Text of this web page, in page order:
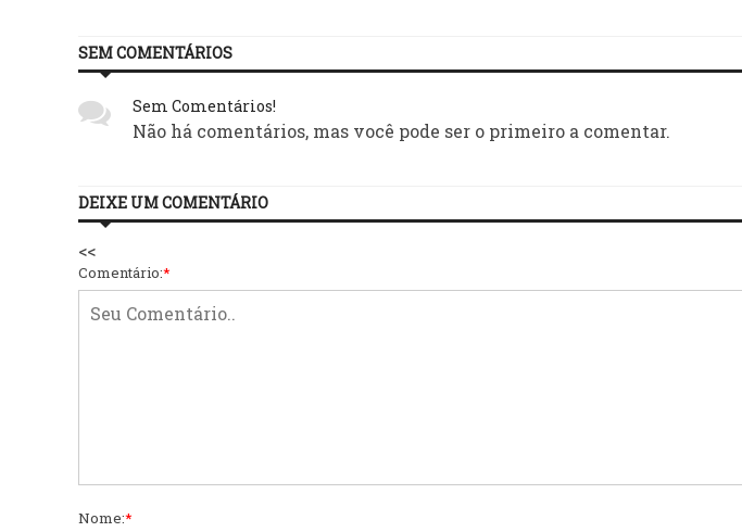
SEM COMENTÁRIOS
Sem Comentários!
Não há comentários, mas você pode ser o primeiro a comentar.
DEIXE UM COMENTÁRIO
<<
Comentário:*
Nome:*